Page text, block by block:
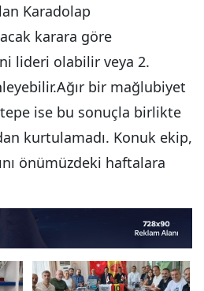
Karadolap
karara göre
lideri olabilir veya 2.
bir mağlubiyet
ise bu sonuçla birlikte
kurtulamadı. Konuk ekip,
önümüzdeki haftalara